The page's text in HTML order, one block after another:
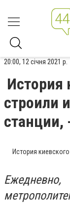
20:00, 12 січня 2021 р.
История
строили
История